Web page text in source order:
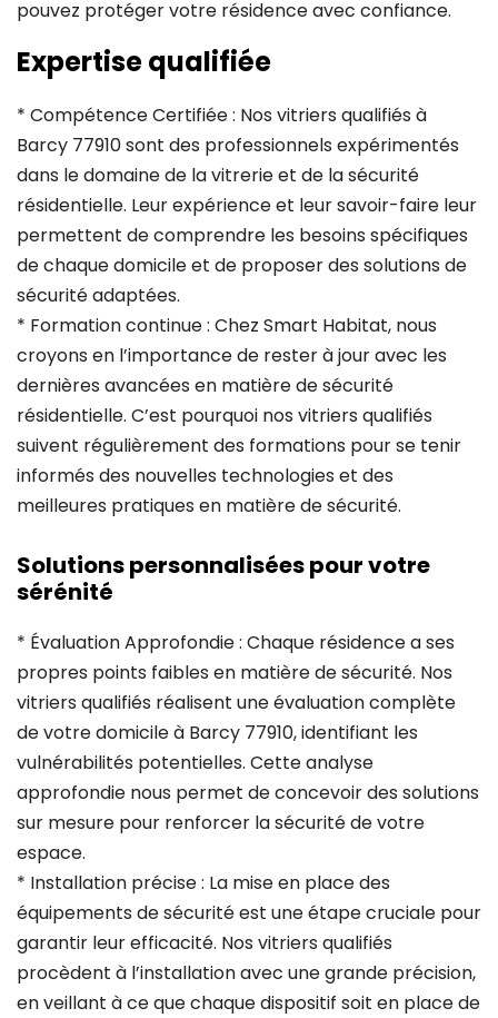
pouvez protéger votre résidence avec confiance.
Expertise qualifiée
* Compétence Certifiée : Nos vitriers qualifiés à
Barcy 77910 sont des professionnels expérimentés
dans le domaine de la vitrerie et de la sécurité
résidentielle. Leur expérience et leur savoir-faire leur
permettent de comprendre les besoins spécifiques
de chaque domicile et de proposer des solutions de
sécurité adaptées.
* Formation continue : Chez Smart Habitat, nous
croyons en l’importance de rester à jour avec les
dernières avancées en matière de sécurité
résidentielle. C’est pourquoi nos vitriers qualifiés
suivent régulièrement des formations pour se tenir
informés des nouvelles technologies et des
meilleures pratiques en matière de sécurité.
Solutions personnalisées pour votre
sérénité
* Évaluation Approfondie : Chaque résidence a ses
propres points faibles en matière de sécurité. Nos
vitriers qualifiés réalisent une évaluation complète
de votre domicile à Barcy 77910, identifiant les
vulnérabilités potentielles. Cette analyse
approfondie nous permet de concevoir des solutions
sur mesure pour renforcer la sécurité de votre
espace.
* Installation précise : La mise en place des
équipements de sécurité est une étape cruciale pour
garantir leur efficacité. Nos vitriers qualifiés
procèdent à l’installation avec une grande précision,
en veillant à ce que chaque dispositif soit en place de